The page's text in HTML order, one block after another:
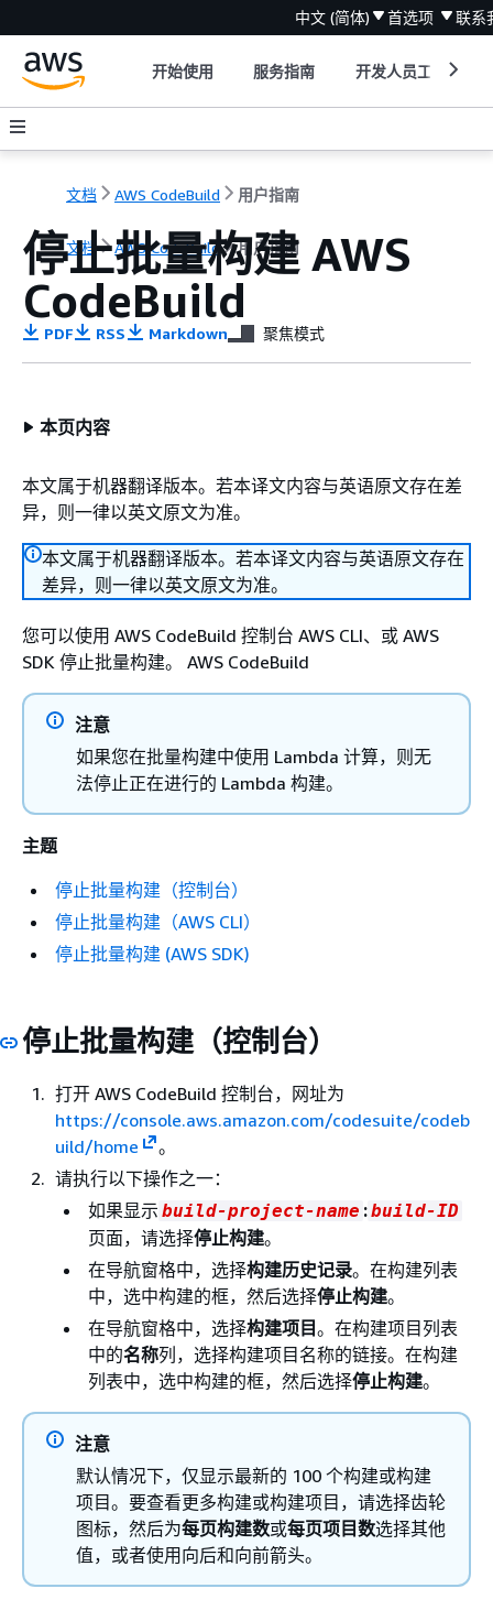
中文 (简体) 首选项 联系
开始使用 服务指南 开发人员工具
文档 AWS CodeBuild 用户指南
文档 AWS CodeBuild 用户指南
停止批量构建 AWS
CodeBuild
PDF RSS Markdown 聚焦模式
本页内容
本文属于机器翻译版本。若本译文内容与英语原文存在差
异，则一律以英文原文为准。
本文属于机器翻译版本。若本译文内容与英语原文存在
差异，则一律以英文原文为准。
您可以使用 AWS CodeBuild 控制台 AWS CLI、或 AWS
SDK 停止批量构建。 AWS CodeBuild
注意
如果您在批量构建中使用 Lambda 计算，则无
法停止正在进行的 Lambda 构建。
主题
停止批量构建（控制台）
停止批量构建（AWS CLI）
停止批量构建 (AWS SDK)
停止批量构建（控制台）
打开 AWS CodeBuild 控制台，网址为
https://console.aws.amazon.com/codesuite/codeb
uild/home
。
请执行以下操作之一：
如果显示 build-project-name :build-ID
页面，请选择停止构建。
在导航窗格中，选择构建历史记录。在构建列表
中，选中构建的框，然后选择停止构建。
在导航窗格中，选择构建项目。在构建项目列表
中的名称列，选择构建项目名称的链接。在构建
列表中，选中构建的框，然后选择停止构建。
注意
默认情况下，仅显示最新的 100 个构建或构建
项目。要查看更多构建或构建项目，请选择齿轮
图标，然后为每页构建数或每页项目数选择其他
值，或者使用向后和向前箭头。